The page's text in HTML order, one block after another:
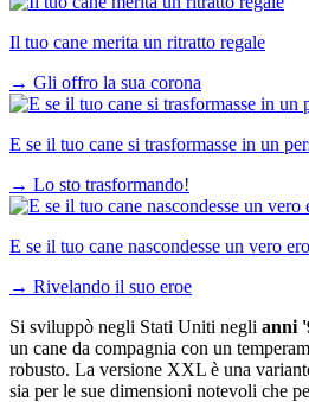
Il tuo cane merita un ritratto regale
→ Gli offro la sua corona
E se il tuo cane si trasformasse in un
→ Lo sto trasformando!
E se il tuo cane nascondesse un vero
→ Rivelando il suo eroe
Si sviluppò negli Stati Uniti negli anni
un cane da compagnia con un
robusto. La versione XXL è una
sia per le sue dimensioni notevoli che